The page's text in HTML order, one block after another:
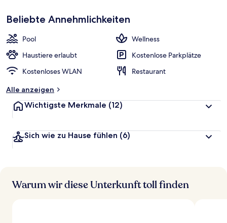
Beliebte Annehmlichkeiten
Pool
Wellness
Haustiere erlaubt
Kostenlose Parkplätze
Kostenloses WLAN
Restaurant
Alle anzeigen
Wichtigste Merkmale (12)
Sich wie zu Hause fühlen (6)
Warum wir diese Unterkunft toll finden